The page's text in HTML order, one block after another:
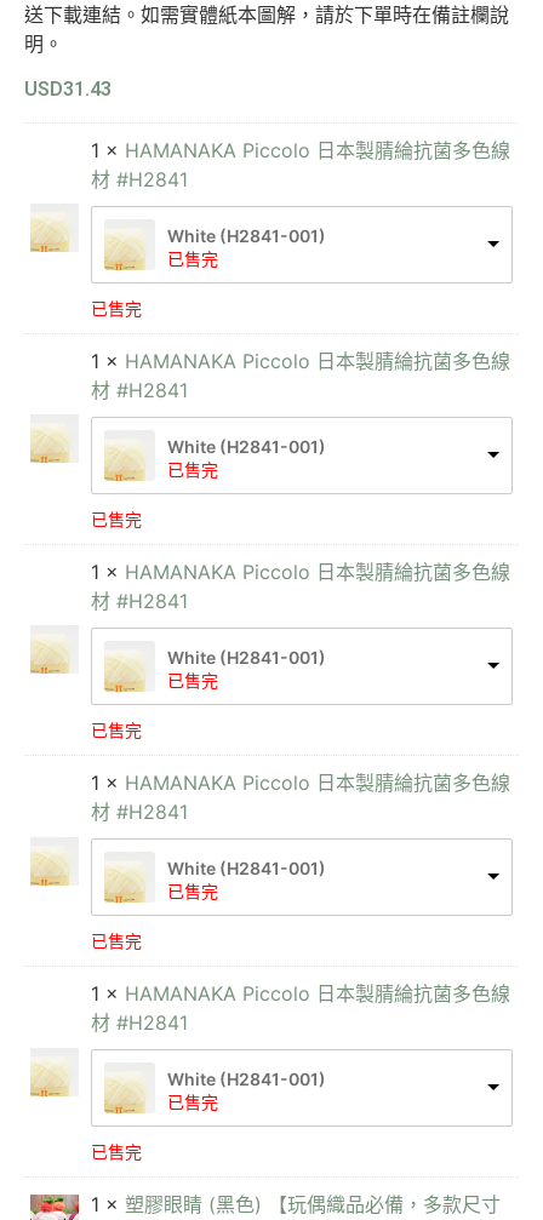
送下載連結。如需實體紙本圖解，請於下單時在備註欄說
明。
USD31.43
1 × HAMANAKA Piccolo 日本製腈綸抗菌多色線
材 #H2841
White (H2841-001)
已售完
已售完
1 × HAMANAKA Piccolo 日本製腈綸抗菌多色線
材 #H2841
White (H2841-001)
已售完
已售完
1 × HAMANAKA Piccolo 日本製腈綸抗菌多色線
材 #H2841
White (H2841-001)
已售完
已售完
1 × HAMANAKA Piccolo 日本製腈綸抗菌多色線
材 #H2841
White (H2841-001)
已售完
已售完
1 × HAMANAKA Piccolo 日本製腈綸抗菌多色線
材 #H2841
White (H2841-001)
已售完
已售完
1 × 塑膠眼睛 (黑色) 【玩偶織品必備，多款尺寸